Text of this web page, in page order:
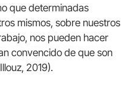
que determinadas
mismos, sobre nuestros
nos pueden hacer
convencido de que son
2019).